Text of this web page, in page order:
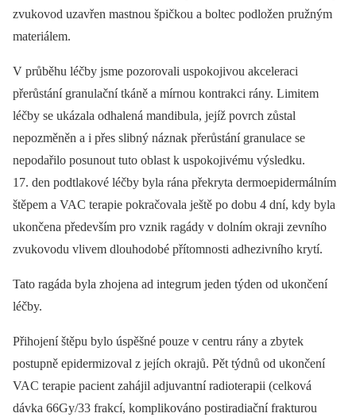
zvukovod uzavřen mastnou špičkou a boltec podložen pružným
materiálem.
V průběhu léčby jsme pozorovali uspokojivou akceleraci
přerůstání granulační tkáně a mírnou kontrakci rány. Limitem
léčby se ukázala odhalená mandibula, jejíž povrch zůstal
nepozměněn a i přes slibný náznak přerůstání granulace se
nepodařilo posunout tuto oblast k uspokojivému výsledku.
17. den podtlakové léčby byla rána překryta dermoepidermálním
štěpem a VAC terapie pokračovala ještě po dobu 4 dní, kdy byla
ukončena především pro vznik ragády v dolním okraji zevního
zvukovodu vlivem dlouhodobé přítomnosti adhezivního krytí.
Tato ragáda byla zhojena ad integrum jeden týden od ukončení
léčby.
Přihojení štěpu bylo úspěšné pouze v centru rány a zbytek
postupně epidermizoval z jejích okrajů. Pět týdnů od ukončení
VAC terapie pacient zahájil adjuvantní radioterapii (celková
dávka 66Gy/33 frakcí, komplikováno postiradiační frakturou